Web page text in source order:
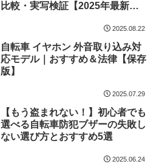
比較・実写検証【2025年最新
2025.08.22
自転車 イヤホン 外音取り込み対
応モデル｜おすすめ＆法律【保存
版】
2025.07.29
【もう盗まれない！】初心者でも
選べる自転車防犯ブザーの失敗し
ない選び方とおすすめ5選
2025.06.24